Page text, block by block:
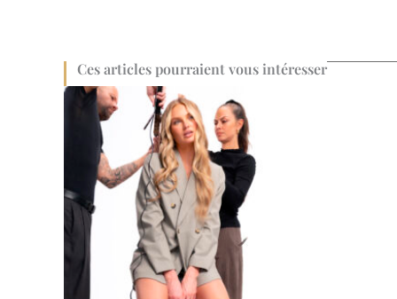
Ces articles pourraient vous intéresser